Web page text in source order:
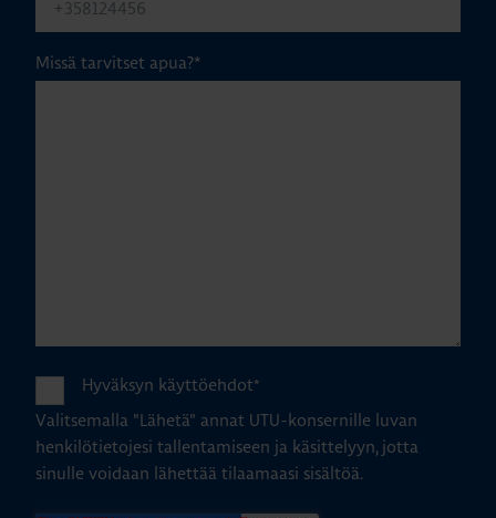
Missä tarvitset apua?*
Hyväksyn käyttöehdot*
Valitsemalla "Lähetä" annat UTU-konsernille luvan
henkilötietojesi tallentamiseen ja käsittelyyn, jotta
sinulle voidaan lähettää tilaamaasi sisältöä.